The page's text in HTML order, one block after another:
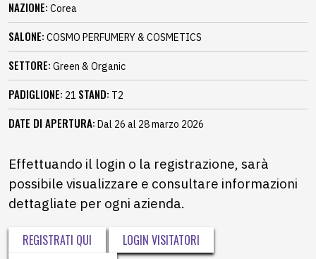
NAZIONE: Corea
SALONE: COSMO PERFUMERY & COSMETICS
SETTORE: Green & Organic
PADIGLIONE: 21 STAND: T2
DATE DI APERTURA: Dal 26 al 28 marzo 2026
Effettuando il login o la registrazione, sarà
possibile visualizzare e consultare informazioni
dettagliate per ogni azienda.
REGISTRATI QUI
LOGIN VISITATORI